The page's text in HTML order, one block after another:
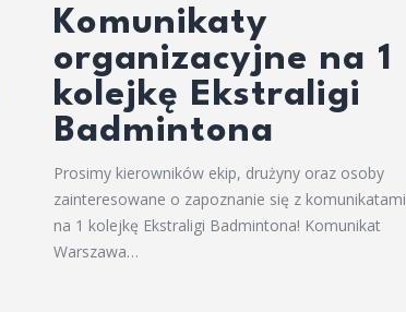
Komunikaty
organizacyjne na 1
kolejkę Ekstraligi
Badmintona
Prosimy kierowników ekip, drużyny oraz osoby
zainteresowane o zapoznanie się z komunikatami
na 1 kolejkę Ekstraligi Badmintona! Komunikat
Warszawa…